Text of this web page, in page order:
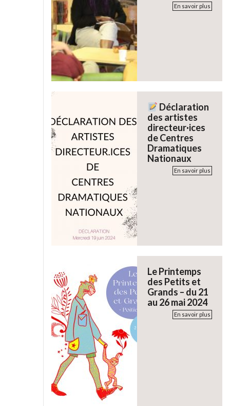
En savoir plus
Déclaration
des artistes
directeur·ices
de Centres
Dramatiques
Nationaux
En savoir plus
Le Printemps
des Petits et
Grands – du 21
au 26 mai 2024
En savoir plus